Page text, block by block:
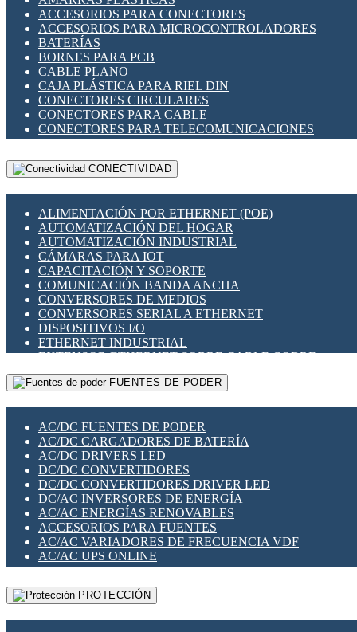
INDICADORES PARA PANEL
INTERFACES DE RELÉ
INTERRUPTORES FIN DE CARRERA
LLAVES CONMUTADORAS
MEDIDORES DE ENERGÍA Y TC'S DE CORRIENTE
MOTORES PASO A PASO
PANTALLAS HMI
PLC -CONTROLADORES LÓGICO PROGRAMABLES
PROGRAMADORES DE HORARIO
RELÉS DE PROTECCIÓN
SENSORES CAPACITIVOS
SENSORES INDUCTIVOS
TEMPORIZADORES
VARIACS
VARIADORES DE FRECUENCIA [VDF]
SECCIONADORES - INTERRUPTORES
MAQUINARIA
ACCESORIOS PARA CONECTORES
ACCESORIOS PARA MICROCONTROLADORES
BATERÍAS
BORNES PARA PCB
CABLE PLANO
CAJA PLÁSTICA PARA RIEL DIN
CONECTORES CIRCULARES
CONECTORES PARA CABLE
CONECTORES PARA TELECOMUNICACIONES
CONECTORES CABLE A PCB
CONECTORES PCB A CABLE
DIP SWITCHES
HERRAMIENTAS VARIAS
ILUMINACIÓN LED
INTERRUPTORES REED
INTERFACES DE RELÉ
OTROS RELÉS
PROTECCIÓN TÉRMICA
RELÉS AUTOMOTRICES
RELÉS DE SEÑAL
RELÉS DE ESTADO SÓLIDO SSR
RELÉS INDUSTRIALES
RELÉS MINIATURA DE POTENCIA
SENSORES MAGNÉTICOS
SWITCH Y MICROSWITCH
TARJETAS PI
UNIÓN Y DERIVACIÓN DE CABLE
CONECTIVIDAD
ALIMENTACIÓN POR ETHERNET (POE)
AUTOMATIZACIÓN DEL HOGAR
AUTOMATIZACIÓN INDUSTRIAL
CÁMARAS PARA IOT
CAPACITACIÓN Y SOPORTE
COMUNICACIÓN BANDA ANCHA
CONVERSORES DE MEDIOS
CONVERSORES SERIAL A ETHERNET
DISPOSITIVOS I/O
ETHERNET INDUSTRIAL
EXTENSOR ETHERNET SOBRE CABLE COBRE
GATEWAY LORAWAN
GESTIÓN DE REDES
PLACAS MODULARES IOT
SWITCHES Y REDES WIFI
SOLUCIONES IOT
SOLUCIONES LORAWAN
SOLUCIONES RED CELULAR
SEGURIDAD PARA REDES
SWITCHES LAN
TELEFONÍA IP (VOIP)
VIGILANCIA IP (CCTV)
MESHTASTIC
FUENTES DE PODER
AC/DC FUENTES DE PODER
AC/DC CARGADORES DE BATERÍA
AC/DC DRIVERS LED
DC/DC CONVERTIDORES
DC/DC CONVERTIDORES DRIVER LED
DC/AC INVERSORES DE ENERGÍA
AC/AC ENERGÍAS RENOVABLES
ACCESORIOS PARA FUENTES
AC/AC VARIADORES DE FRECUENCIA VDF
AC/AC UPS ONLINE
PROTECCIÓN